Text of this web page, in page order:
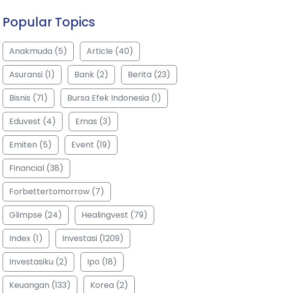
Popular Topics
Anakmuda (5)
Article (40)
Asuransi (1)
Bank (2)
Berita (23)
Bisnis (71)
Bursa Efek Indonesia (1)
Eduvest (4)
Emas (3)
Emiten (5)
Event (19)
Financial (38)
Forbettertomorrow (7)
Glimpse (24)
Healingvest (79)
Index (1)
Investasi (1209)
Investasiku (2)
Ipo (18)
Keuangan (133)
Korea (2)